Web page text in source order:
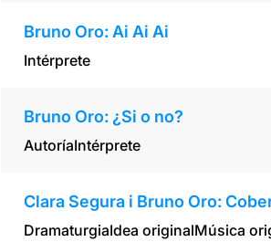
Bruno Oro: Ai Ai Ai
Intérprete
Bruno Oro: ¿Si o no?
AutoríaIntérprete
Clara Segura i Bruno Oro:
DramaturgiaIdea originalMúsica